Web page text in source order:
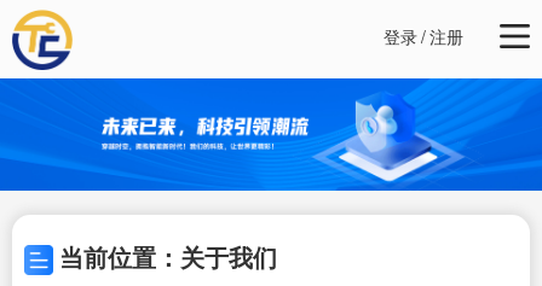
登录/注册
当前位置：关于我们